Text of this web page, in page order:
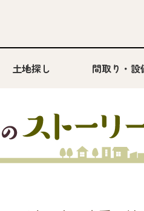
土地探し 間取り・設